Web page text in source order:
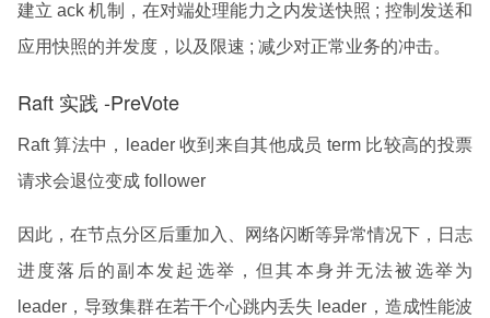
建立 ack 机制，在对端处理能力之内发送快照 ; 控制发送和
应用快照的并发度，以及限速 ; 减少对正常业务的冲击。
Raft 实践 -PreVote
Raft 算法中，leader 收到来自其他成员 term 比较高的投票
请求会退位变成 follower
因此，在节点分区后重加入、网络闪断等异常情况下，日志
进度落后的副本发起选举，但其本身并无法被选举为
leader，导致集群在若干个心跳内丢失 leader，造成性能波